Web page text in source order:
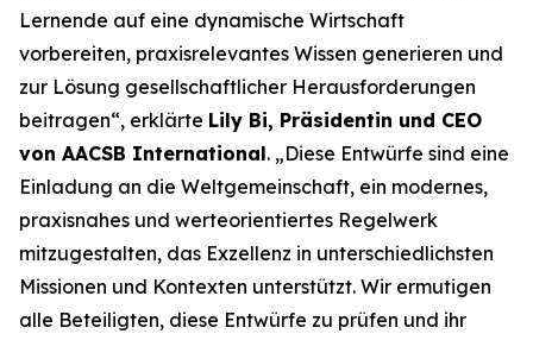
Lernende auf eine dynamische Wirtschaft
vorbereiten, praxisrelevantes Wissen generieren und
zur Lösung gesellschaftlicher Herausforderungen
beitragen“, erklärte Lily Bi, Präsidentin und CEO
von AACSB International. „Diese Entwürfe sind eine
Einladung an die Weltgemeinschaft, ein modernes,
praxisnahes und werteorientiertes Regelwerk
mitzugestalten, das Exzellenz in unterschiedlichsten
Missionen und Kontexten unterstützt. Wir ermutigen
alle Beteiligten, diese Entwürfe zu prüfen und ihr